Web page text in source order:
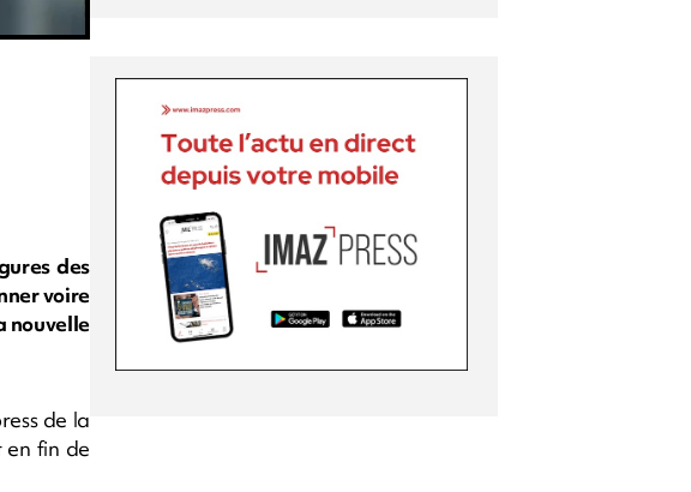
des
voire
nouvelle
de la
en fin de